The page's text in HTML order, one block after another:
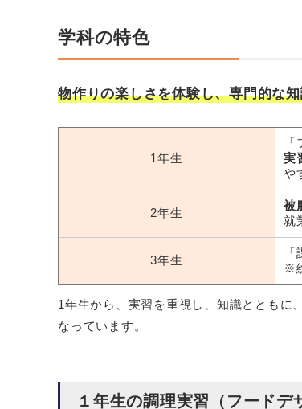
学科の特色
物作りの楽しさを体験し、専門的な
1年生
実
や
2年生
被
就
3年生
※
1年生から、実習を重視し、知識とともに
なっています。
１年生の調理実習（フードデ